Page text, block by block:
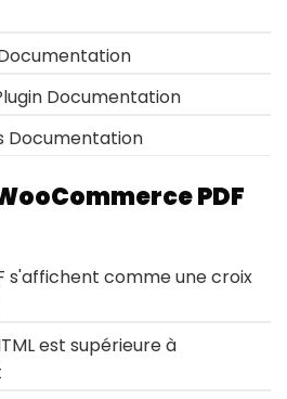
Documentation
Documentation
PDF
s'affichent comme une croix
est supérieure à